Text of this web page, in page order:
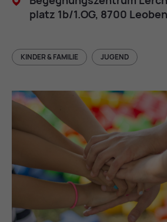
platz 1b/​1.OG, 8700 Leo­ben
KINDER & FAMILIE JUGEND